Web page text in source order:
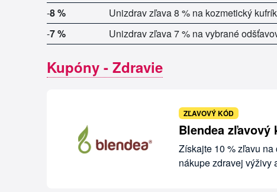
-8 % Unizdrav zľava 8 % na kozmetický
-7 % Unizdrav zľava 7 % na vybrané
Kupóny - Zdravie
ZĽAVOVÝ KÓD
Blendea zľavový
Získajte 10 % zľavu
nákupe zdravej výživy